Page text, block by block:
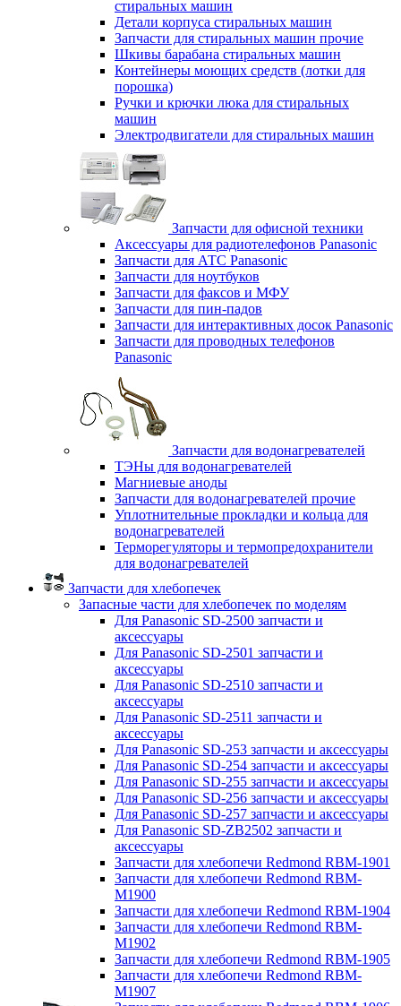
стиральных машин
Детали корпуса стиральных машин
Запчасти для стиральных машин прочие
Шкивы барабана стиральных машин
Контейнеры моющих средств (лотки для
порошка)
Ручки и крючки люка для стиральных
машин
Электродвигатели для стиральных машин
Запчасти для офисной техники
Аксессуары для радиотелефонов Panasonic
Запчасти для АТС Panasonic
Запчасти для ноутбуков
Запчасти для факсов и МФУ
Запчасти для пин-падов
Запчасти для интерактивных досок Panasonic
Запчасти для проводных телефонов
Panasonic
Запчасти для водонагревателей
ТЭНы для водонагревателей
Магниевые аноды
Запчасти для водонагревателей прочие
Уплотнительные прокладки и кольца для
водонагревателей
Терморегуляторы и термопредохранители
для водонагревателей
Запчасти для хлебопечек
Запасные части для хлебопечек по моделям
Для Panasonic SD-2500 запчасти и
аксессуары
Для Panasonic SD-2501 запчасти и
аксессуары
Для Panasonic SD-2510 запчасти и
аксессуары
Для Panasonic SD-2511 запчасти и
аксессуары
Для Panasonic SD-253 запчасти и аксессуары
Для Panasonic SD-254 запчасти и аксессуары
Для Panasonic SD-255 запчасти и аксессуары
Для Panasonic SD-256 запчасти и аксессуары
Для Panasonic SD-257 запчасти и аксессуары
Для Panasonic SD-ZB2502 запчасти и
аксессуары
Запчасти для хлебопечи Redmond RBM-1901
Запчасти для хлебопечи Redmond RBM-
M1900
Запчасти для хлебопечи Redmond RBM-1904
Запчасти для хлебопечи Redmond RBM-
M1902
Запчасти для хлебопечи Redmond RBM-1905
Запчасти для хлебопечи Redmond RBM-
M1907